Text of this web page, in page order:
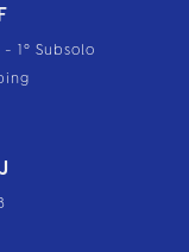
1º Subsolo